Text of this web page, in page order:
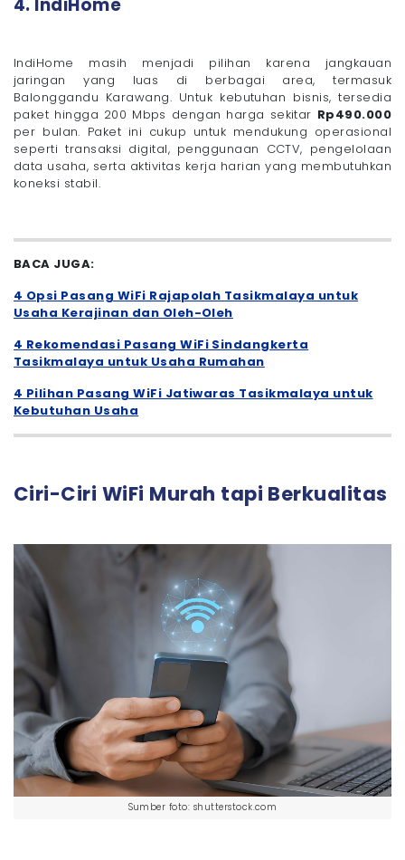
4. IndiHome
IndiHome masih menjadi pilihan karena jangkauan
jaringan yang luas di berbagai area, termasuk
Balonggandu Karawang. Untuk kebutuhan bisnis, tersedia
paket hingga 200 Mbps dengan harga sekitar Rp490.000
per bulan. Paket ini cukup untuk mendukung operasional
seperti transaksi digital, penggunaan CCTV, pengelolaan
data usaha, serta aktivitas kerja harian yang membutuhkan
koneksi stabil.
BACA JUGA:
4 Opsi Pasang WiFi Rajapolah Tasikmalaya untuk
Usaha Kerajinan dan Oleh-Oleh
4 Rekomendasi Pasang WiFi Sindangkerta
Tasikmalaya untuk Usaha Rumahan
4 Pilihan Pasang WiFi Jatiwaras Tasikmalaya untuk
Kebutuhan Usaha
Ciri-Ciri WiFi Murah tapi Berkualitas
Sumber foto: shutterstock.com